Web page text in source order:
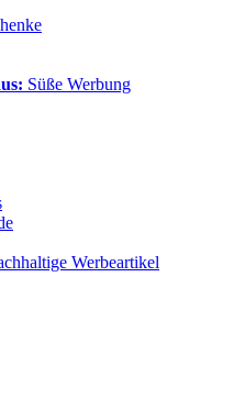
Süße Werbung
Werbeartikel